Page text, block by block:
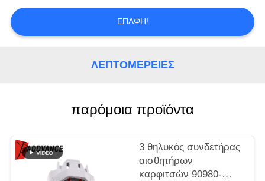
ΑΠΌΣΠΑΣΜΑ
ΑΠΟΡΡΉΤΟΥ
ΕΠΑΦΉ!
ΛΕΠΤΟΜΈΡΕΙΕΣ
παρόμοια προϊόντα
3 θηλυκός συνδετήρας
αισθητήρων
καρφιτσών 90980-